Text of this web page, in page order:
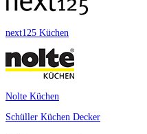
next125 Küchen
Nolte Küchen
Schüller Küchen Decker